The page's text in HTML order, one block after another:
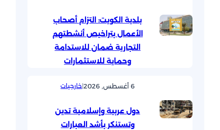
بلدية الكويت: التزام أصحاب
الأعمال بتراخيص أنشطتهم
التجارية ضمان للاستدامة
وحماية للاستثمارات
6 أغسطس, 2026 |خارجيات
دول عربية وإسلامية تدين
وتستنكر بأشد العبارات